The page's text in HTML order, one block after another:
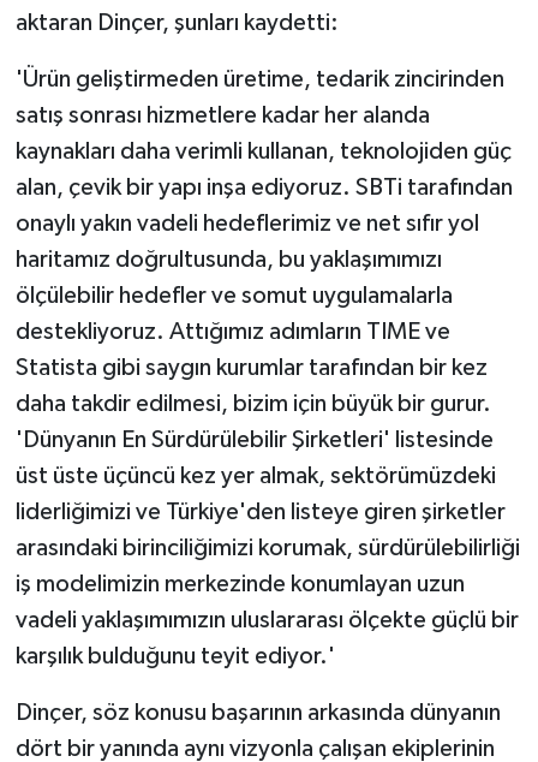
aktaran Dinçer, şunları kaydetti:
'Ürün geliştirmeden üretime, tedarik zincirinden
satış sonrası hizmetlere kadar her alanda
kaynakları daha verimli kullanan, teknolojiden güç
alan, çevik bir yapı inşa ediyoruz. SBTi tarafından
onaylı yakın vadeli hedeflerimiz ve net sıfır yol
haritamız doğrultusunda, bu yaklaşımımızı
ölçülebilir hedefler ve somut uygulamalarla
destekliyoruz. Attığımız adımların TIME ve
Statista gibi saygın kurumlar tarafından bir kez
daha takdir edilmesi, bizim için büyük bir gurur.
'Dünyanın En Sürdürülebilir Şirketleri' listesinde
üst üste üçüncü kez yer almak, sektörümüzdeki
liderliğimizi ve Türkiye'den listeye giren şirketler
arasındaki birinciliğimizi korumak, sürdürülebilirliği
iş modelimizin merkezinde konumlayan uzun
vadeli yaklaşımımızın uluslararası ölçekte güçlü bir
karşılık bulduğunu teyit ediyor.'
Dinçer, söz konusu başarının arkasında dünyanın
dört bir yanında aynı vizyonla çalışan ekiplerinin